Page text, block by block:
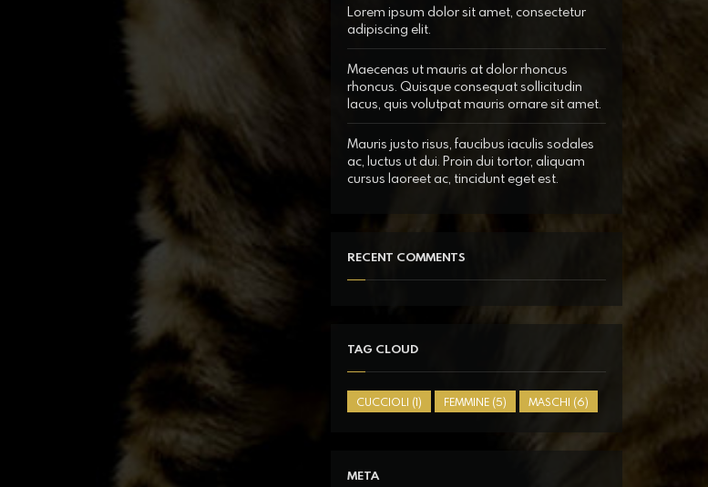
Lorem ipsum dolor sit amet, consectetur
adipiscing elit.
Maecenas ut mauris at dolor rhoncus
rhoncus. Quisque consequat sollicitudin
lacus, quis volutpat mauris ornare sit amet.
Mauris justo risus, faucibus iaculis sodales
ac, luctus ut dui. Proin dui tortor, aliquam
cursus laoreet ac, tincidunt eget est.
RECENT COMMENTS
TAG CLOUD
CUCCIOLI (1) FEMMINE(5) MASCHI (6)
META